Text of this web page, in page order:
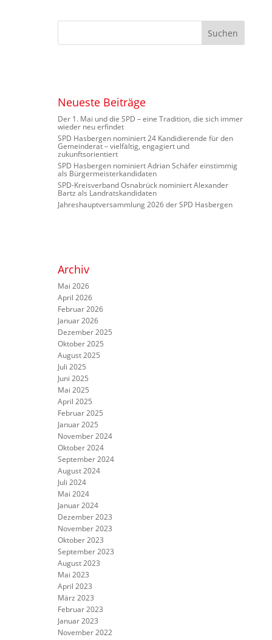
Neueste Beiträge
Der 1. Mai und die SPD – eine Tradition, die sich immer
wieder neu erfindet
SPD Hasbergen nominiert 24 Kandidierende für den
Gemeinderat – vielfältig, engagiert und
zukunftsorientiert
SPD Hasbergen nominiert Adrian Schäfer einstimmig
als Bürgermeisterkandidaten
SPD-Kreisverband Osnabrück nominiert Alexander
Bartz als Landratskandidaten
Jahreshauptversammlung 2026 der SPD Hasbergen
Archiv
Mai 2026
April 2026
Februar 2026
Januar 2026
Dezember 2025
Oktober 2025
August 2025
Juli 2025
Juni 2025
Mai 2025
April 2025
Februar 2025
Januar 2025
November 2024
Oktober 2024
September 2024
August 2024
Juli 2024
Mai 2024
Januar 2024
Dezember 2023
November 2023
Oktober 2023
September 2023
August 2023
Mai 2023
April 2023
März 2023
Februar 2023
Januar 2023
November 2022